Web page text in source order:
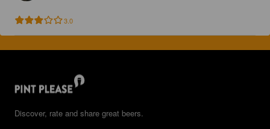
3.0
Discover, rate and share great beers.